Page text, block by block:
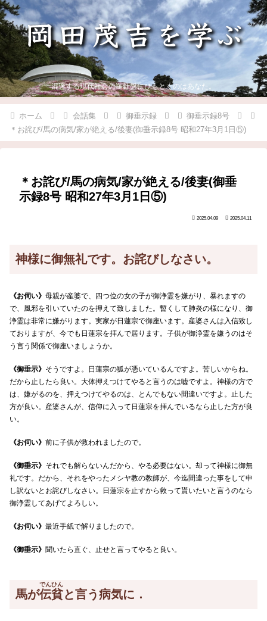
混迷する現代社会の羅針盤にひもとくのはあなた。
ホーム 会話集 御垂示録
御垂示録8号
＊お詫び/馬の病気/家が絶える/後妻(御垂示録8号 昭和27年3月1日⑤)
＊お詫び/馬の病気/家が絶える/後妻(御垂
示録8号 昭和27年3月1日⑤)
2025.04.09 2025.04.11
神様に御無礼です。お詫びしなさい。
《お伺い》 母親が産婆で、四つ位の女の子が御浄霊を嫌がり、暴れますの
で、風邪を引いていたのを押えて致しました。暫くして肺炎の様になり、御
浄霊は非常に嫌がります。実家が日蓮宗で御座います。産婆さんは入信致し
ておりますが、今でも日蓮宗を拝んで居ります。子供が御浄霊を嫌うのはそ
う言う関係で御座いましょうか。
《御垂示》 そうですよ。日蓮宗の狐が憑いているんですよ。苦しいからね。
だから止したら良い。大体押えつけてやると言うのは嘘ですよ。神様の方で
は、嫌がるのを、押えつけてやるのは、とんでもない間違いですよ。止した
方が良い。産婆さんが、信仰に入って日蓮宗を拝んでいるなら止した方が良
い。
《お伺い》 前に子供が救われましたので。
《御垂示》 それでも解らないんだから、やる必要はない。却って神様に御無
礼です。だから、それをやったメシヤ教の教師が、今迄間違った事をして申
し訳ないとお詫びしなさい。日蓮宗を止すから救って貰いたいと言うのなら
御浄霊してあげてよろしい。
《お伺い》 最近手紙で解りましたので。
《御垂示》 聞いたら直ぐ、止せと言ってやると良い。
馬が伝貧
でんひん
と言う病気に．